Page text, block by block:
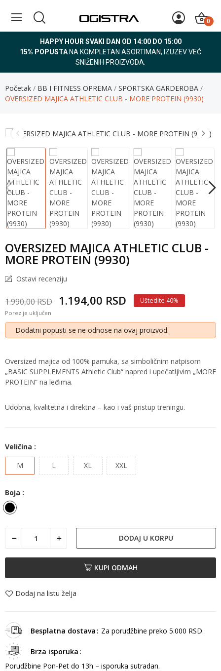
0
HAPPY HOUR SVAKI DAN OD 14:00 DO 15:00
15% POPUSTA NA KOMPLETAN ASORTIMAN, IZUZEV VEĆ
SNIŽENIH PROIZVODA.
Početak BB I FITNESS OPREMA
SPORTSKA GARDEROBA
OVERSIZED MAJICA ATHLETIC CLUB - MORE PROTEIN (9930)
OVERSIZED MAJICA ATHLETIC CLUB -
MORE PROTEIN (9930)
Ostavi recenziju
1.990,00 RSD 1.194,00 RSD Uštedite 40%
Porez je uključen
Dodatni popusti se ne odnose na ovaj proizvod.
Oversized majica od 100% pamuka, sa simboličnim natpisom
„BASIC SUPPLEMENTS Athletic Club“ napred i upečatljivim „MORE
PROTEIN“ na leđima.
Udobna, kvalitetna i direktna – kao i vaš pristup treningu.
Veličina :
M L XL XXL
Boja :
Crna
DODAJ U KORPU
KUPI ODMAH
Dodaj na listu želja
Besplatna dostava Za porudžbine preko 5.000 RSD.
Brza isporuka
Porudžbine Pon-Pet do 13h – isporuka sutradan.